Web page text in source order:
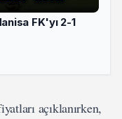
FK'yı 2-1
açıklanırken,